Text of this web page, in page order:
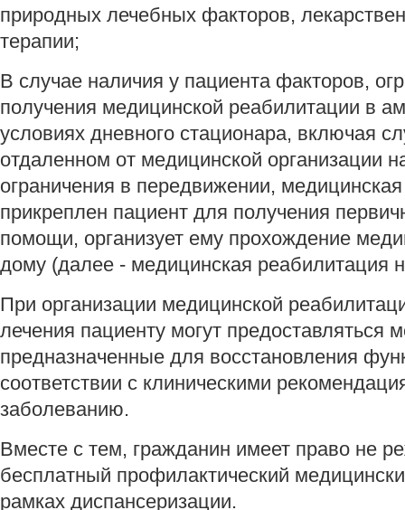
природных лечебных факторов,
терапии;
В случае наличия у пациента факторов,
получения медицинской реабилитации в
условиях дневного стационара, включая
отдаленном от медицинской организации
ограничения в передвижении,
прикреплен пациент для получения
помощи, организует ему прохождение
дому (далее - медицинская реабилитация
При организации медицинской
лечения пациенту могут предоставляться
предназначенные для восстановления
соответствии с клиническими
заболеванию.
Вместе с тем, гражданин имеет право не
бесплатный профилактический
рамках диспансеризации.